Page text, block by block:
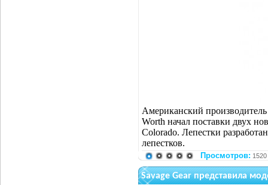
Американский
Worth начал поставки двух
Colorado. Лепестки
лепестков.
Просмотров:
Savage Gear представила